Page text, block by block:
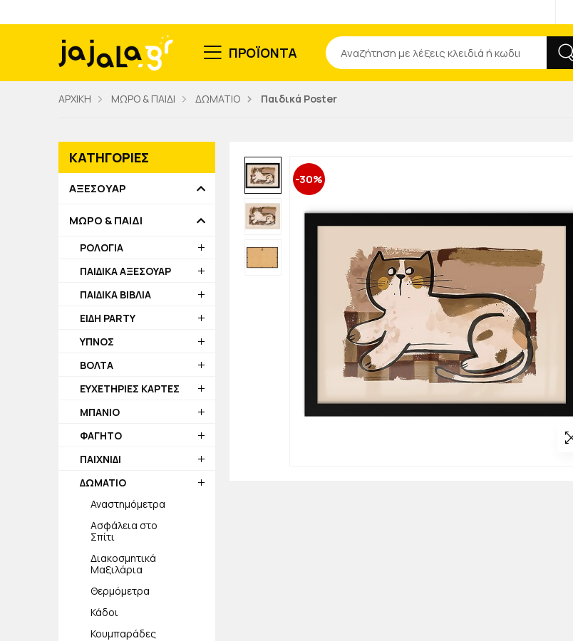
ΠΡΟΪΟΝΤΑ
Αναζήτηση
ΑΡΧΙΚΗ ΜΩΡΟ & ΠΑΙΔΙ ΔΩΜΑΤΙΟ Παιδικά Poster
-30%
ΚΑΤΗΓΟΡΙΕΣ
ΑΞΕΣΟΥΑΡ
ΜΩΡΟ & ΠΑΙΔΙ
ΡΟΛΟΓΙΑ
ΠΑΙΔΙΚΑ ΑΞΕΣΟΥΑΡ
ΠΑΙΔΙΚΑ ΒΙΒΛΙΑ
ΕΙΔΗ PARTY
ΥΠΝΟΣ
ΒΟΛΤΑ
ΕΥΧΕΤΗΡΙΕΣ ΚΑΡΤΕΣ
ΜΠΑΝΙΟ
ΦΑΓΗΤΟ
ΠΑΙΧΝΙΔΙ
ΔΩΜΑΤΙΟ
Αναστημόμετρα
Ασφάλεια στο
Σπίτι
Διακοσμητικά
Μαξιλάρια
Θερμόμετρα
Κάδοι
Κουμπαράδες